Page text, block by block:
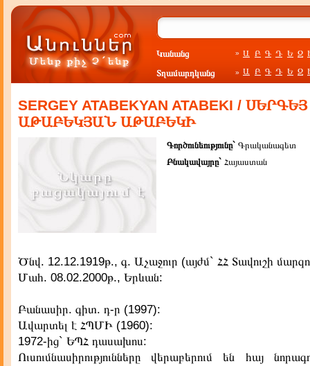
Կանանց » Ա Բ Գ Դ Ե Զ
Տղամարդկանց » Ա Բ Գ Դ Ե Զ
SERGEY ATABEKYAN ATABEKI / ՍԵՐԳԵՅ
ԱԹԱԲԵԿՅԱՆ ԱԹԱԲԵԿԻ
Գործունեությունը` Գրականագետ
Բնակավայրը` Հայաստան
Ծնվ. 12.12.1919թ., գ. Աչաջուր (այժմ` ՀՀ Տավուշի
Մահ. 08.02.2000թ., Երևան:
Բանասիր. գիտ. դ-ր (1997):
Ավարտել է ՀՊՄԻ (1960):
1972-ից` ԵՊՀ դասախոս:
Ուսումնասիրությունները վերաբերում են հայ